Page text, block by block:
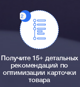
Получите 15+ детальных
рекомендаций по
оптимизации карточки
товара